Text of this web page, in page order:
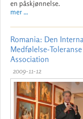
en påskjønnelse.
mer ...
Romania: Den
Medfølelse-
Association
2009-11-12